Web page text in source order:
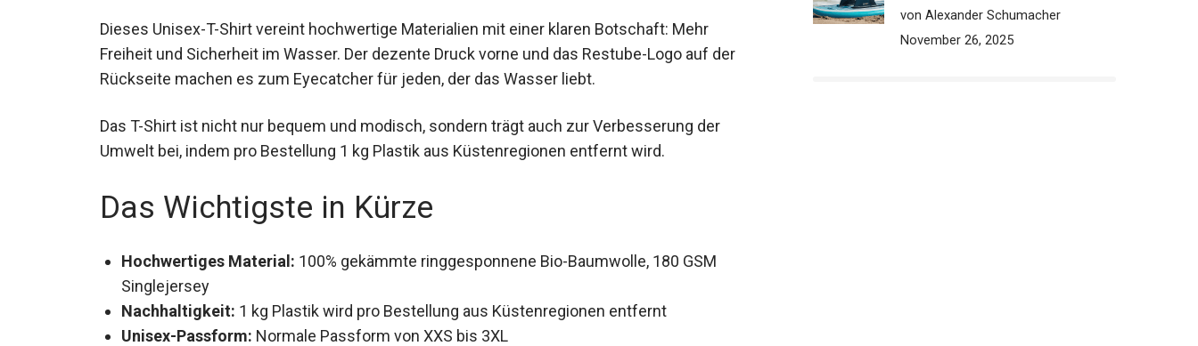
Dieses Unisex-T-Shirt vereint hochwertige Materialien mit einer klaren Botschaft: Mehr
Freiheit und Sicherheit im Wasser. Der dezente Druck vorne und das Restube-Logo auf der
Rückseite machen es zum Eyecatcher für jeden, der das Wasser liebt.
Das T-Shirt ist nicht nur bequem und modisch, sondern trägt auch zur Verbesserung der
Umwelt bei, indem pro Bestellung 1 kg Plastik aus Küstenregionen entfernt wird.
Das Wichtigste in Kürze
Hochwertiges Material: 100% gekämmte ringgesponnene Bio-Baumwolle, 180 GSM
Singlejersey
Nachhaltigkeit: 1 kg Plastik wird pro Bestellung aus Küstenregionen entfernt
Unisex-Passform: Normale Passform von XXS bis 3XL
von Alexander Schumacher
November 26, 2025